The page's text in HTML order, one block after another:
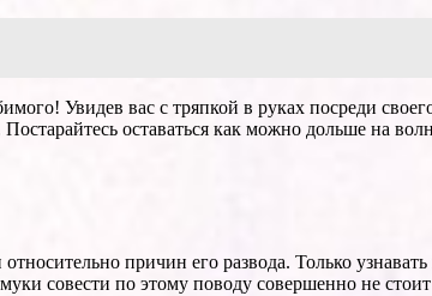
Увидев вас с тряпкой в руках посреди
оставаться как можно дольше на
причин его развода. Только
совести по этому поводу совершенно не стоит